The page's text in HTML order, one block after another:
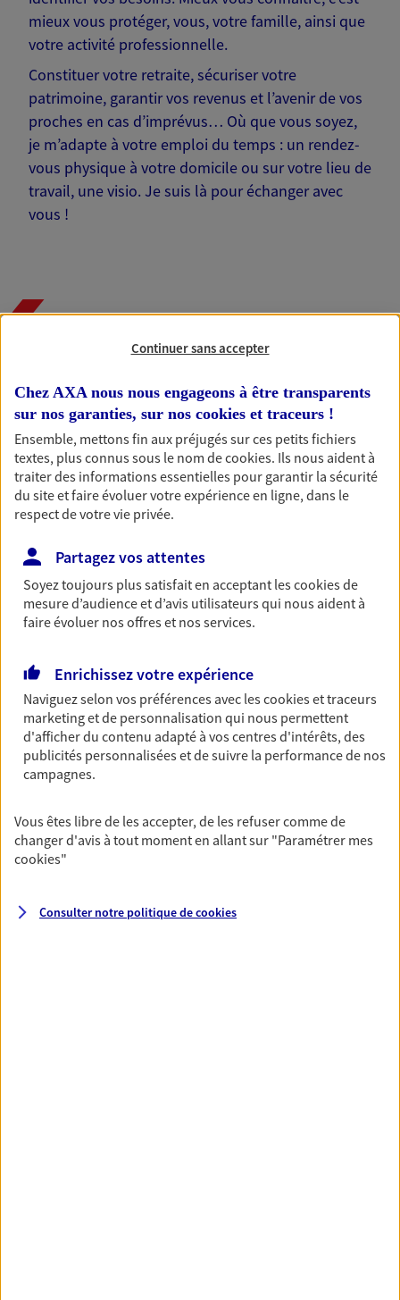
mieux vous protéger, vous, votre famille, ainsi que
votre activité professionnelle.
Constituer votre retraite, sécuriser votre
patrimoine, garantir vos revenus et l’avenir de vos
proches en cas d’imprévus… Où que vous soyez,
je m’adapte à votre emploi du temps : un rendez-
vous physique à votre domicile ou sur votre lieu de
travail, une visio. Je suis là pour échanger avec
vous !
Épargne
Réalisez vos projets grâce à votre épargne : achat
immobilier, études des enfants ou voyage autour
du monde… Épargnez à votre rythme et
simplement, selon votre profil.
Découvrir les offres Épargne
Retraite
Préparez sereinement ce nouveau chapitre de
votre vie avec les conseils d'un expert. Découvrez
spécialement conçue pour la retraite.
Découvrir l'offre Retraite
Prévoyance
Pour un avenir serein, assurez-vous avec notre
d'accident ou de maladie en optant pour les
garanties incapacité temporaire totale de travail,
invalidité ou de décès.
Continuer sans accepter
Chez AXA nous nous engageons à être transparents
sur nos garanties, sur nos cookies et traceurs !
Ensemble, mettons fin aux préjugés sur ces petits fichiers
textes, plus connus sous le nom decookies. Ils nous aident à
traiter des informations essentielles pour garantir la sécurité
du site et faire évoluer votre expérience en ligne, dans le
respect de votre vie privée.
Partagez vos attentes
Soyez toujours plus satisfait en acceptant lescookiesde
mesure d’audience et d’avis utilisateurs qui nous aident à
faire évoluer nos offres et nos services.
Enrichissez votre expérience
Naviguez selon vos préférences avec lescookies et traceurs
marketing et de personnalisation qui nous permettent
d'afficher du contenu adapté à vos centres d'intérêts, des
publicités personnalisées et de suivre la performance de nos
campagnes.
Vous êtes libre de les accepter, de les refuser comme de
changer d'avis à tout moment en allant sur "Paramétrer mes
cookies"
Consulter notre politique decookies